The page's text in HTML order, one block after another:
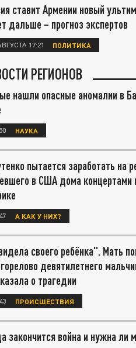
ставит Армении новый
дальше – прогноз экспертов
17:21 ПОЛИТИКА
РЕГИОНОВ
нашли опасные аномалии в
НАУКА
пытается заработать на
в США дома концертами
А КАК У НИХ?
своего ребёнка". Мать
девятилетнего
о трагедии
ПРОИСШЕСТВИЯ
закончится война и нужна ли